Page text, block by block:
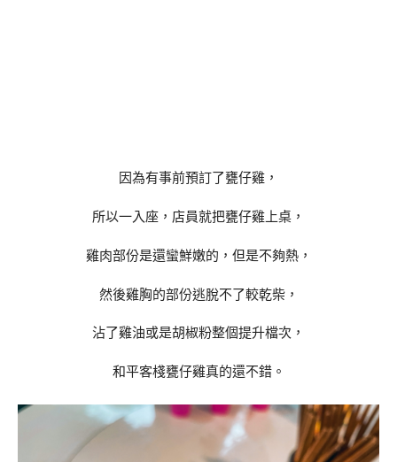
因為有事前預訂了甕仔雞，
所以一入座，店員就把甕仔雞上桌，
雞肉部份是還蠻鮮嫩的，但是不夠熱，
然後雞胸的部份逃脫不了較乾柴，
沾了雞油或是胡椒粉整個提升檔次，
和平客棧甕仔雞真的還不錯。